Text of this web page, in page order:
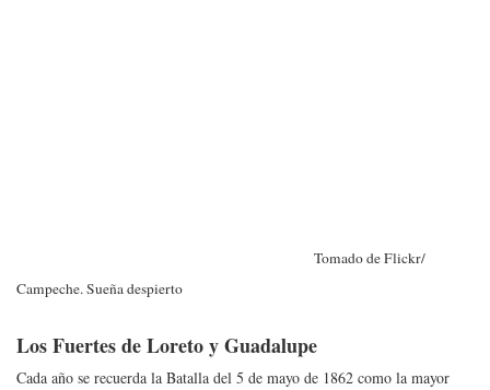
Tomado de Flickr/
Campeche. Sueña despierto
Los Fuertes de Loreto y Guadalupe
Cada año se recuerda la Batalla del 5 de mayo de 1862 como la mayor